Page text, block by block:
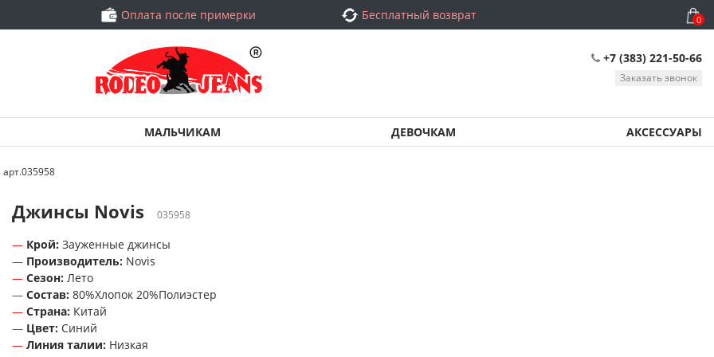
Оплата после примерки Бесплатный возврат 0
+7 (383) 221-50-66
Заказать звонок
МАЛЬЧИКАМ ДЕВОЧКАМ АКСЕССУАРЫ
Джинсы Novis 035958
Крой: Зауженные джинсы
Производитель: Novis
Сезон: Лето
Состав: 80%Хлопок 20%Полиэстер
Страна: Китай
Цвет: Синий
Линия талии: Низкая